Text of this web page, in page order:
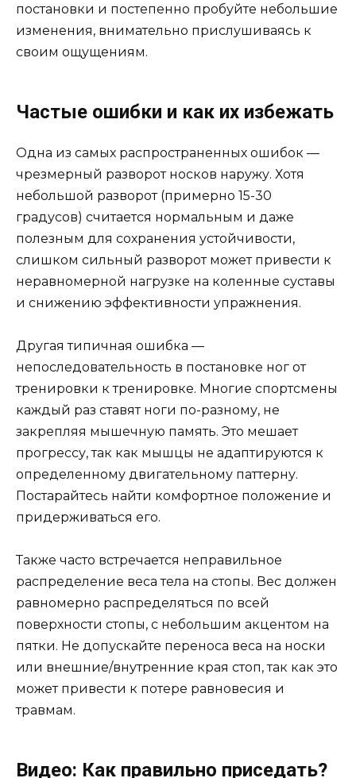
постановки и постепенно пробуйте небольшие
изменения, внимательно прислушиваясь к
своим ощущениям.
Частые ошибки и как их избежать
Одна из самых распространенных ошибок —
чрезмерный разворот носков наружу. Хотя
небольшой разворот (примерно 15-30
градусов) считается нормальным и даже
полезным для сохранения устойчивости,
слишком сильный разворот может привести к
неравномерной нагрузке на коленные суставы
и снижению эффективности упражнения.
Другая типичная ошибка —
непоследовательность в постановке ног от
тренировки к тренировке. Многие спортсмены
каждый раз ставят ноги по-разному, не
закрепляя мышечную память. Это мешает
прогрессу, так как мышцы не адаптируются к
определенному двигательному паттерну.
Постарайтесь найти комфортное положение и
придерживаться его.
Также часто встречается неправильное
распределение веса тела на стопы. Вес должен
равномерно распределяться по всей
поверхности стопы, с небольшим акцентом на
пятки. Не допускайте переноса веса на носки
или внешние/внутренние края стоп, так как это
может привести к потере равновесия и
травмам.
Видео: Как правильно приседать?